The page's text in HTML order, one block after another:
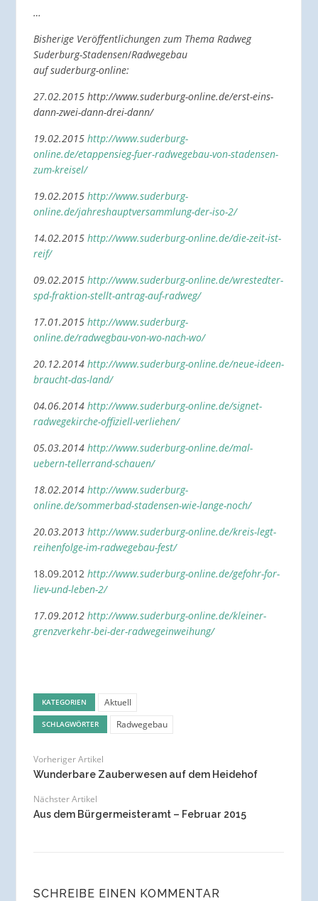
…
Bisherige Veröffentlichungen zum Thema Radweg
Suderburg-Stadensen/Radwegebau
auf suderburg-online:
27.02.2015 http://www.suderburg-online.de/erst-eins-
dann-zwei-dann-drei-dann/
19.02.2015 http://www.suderburg-
online.de/etappensieg-fuer-radwegebau-von-stadensen-
zum-kreisel/
19.02.2015 http://www.suderburg-
online.de/jahreshauptversammlung-der-iso-2/
14.02.2015 http://www.suderburg-online.de/die-zeit-ist-
reif/
09.02.2015 http://www.suderburg-online.de/wrestedter-
spd-fraktion-stellt-antrag-auf-radweg/
17.01.2015 http://www.suderburg-
online.de/radwegbau-von-wo-nach-wo/
20.12.2014 http://www.suderburg-online.de/neue-ideen-
braucht-das-land/
04.06.2014 http://www.suderburg-online.de/signet-
radwegekirche-offiziell-verliehen/
05.03.2014 http://www.suderburg-online.de/mal-
uebern-tellerrand-schauen/
18.02.2014 http://www.suderburg-
online.de/sommerbad-stadensen-wie-lange-noch/
20.03.2013 http://www.suderburg-online.de/kreis-legt-
reihenfolge-im-radwegebau-fest/
18.09.2012 http://www.suderburg-online.de/gefohr-for-
liev-und-leben-2/
17.09.2012 http://www.suderburg-online.de/kleiner-
grenzverkehr-bei-der-radwegeinweihung/
KATEGORIEN Aktuell
SCHLAGWÖRTER Radwegebau
Vorheriger Artikel
Wunderbare Zauberwesen auf dem Heidehof
Nächster Artikel
Aus dem Bürgermeisteramt – Februar 2015
SCHREIBE EINEN KOMMENTAR